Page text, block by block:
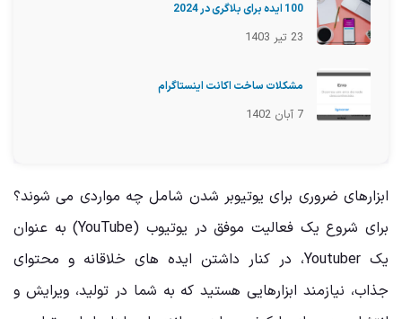
100 ایده برای بلاگری در 2024
23 تیر 1403
مشکلات ساخت اکانت اینستاگرام
7 آبان 1402
ابزارهای ضروری برای یوتیوبر شدن شامل چه مواردی می شوند؟
برای شروع یک فعالیت موفق در یوتیوب (YouTube) به عنوان
یک Youtuber، در کنار داشتن ایده‌ های خلاقانه و محتوای
جذاب، نیازمند ابزارهایی هستید که به شما در تولید، ویرایش و